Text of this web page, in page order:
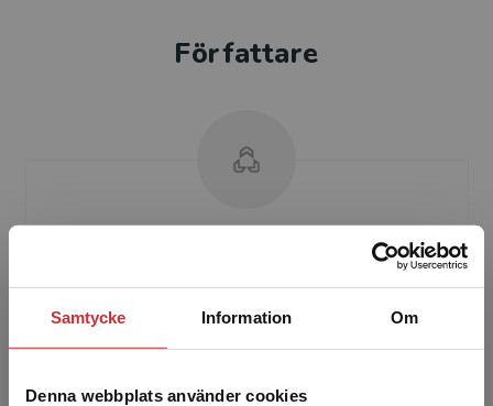
Samtycke Information Om
Denna webbplats använder cookies
Författare
varit verksam som lärare i konstvetenskap vid
Lunds universitet. Han har också varit musei-